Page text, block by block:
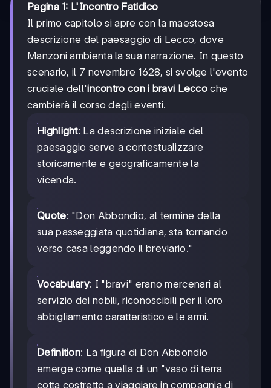
Pagina 1: L'Incontro Fatidico
Il primo capitolo si apre con la maestosa
descrizione del paesaggio di Lecco, dove
Manzoni ambienta la sua narrazione. In questo
scenario, il 7 novembre 1628, si svolge l'evento
cruciale dell'incontro con i bravi Lecco che
cambierà il corso degli eventi.
Highlight: La descrizione iniziale del
paesaggio serve a contestualizzare
storicamente e geograficamente la
vicenda.
Quote: "Don Abbondio, al termine della
sua passeggiata quotidiana, sta tornando
verso casa leggendo il breviario."
Vocabulary: I "bravi" erano mercenari al
servizio dei nobili, riconoscibili per il loro
abbigliamento caratteristico e le armi.
Definition: La figura di Don Abbondio
emerge come quella di un "vaso di terra
cotta costretto a viaggiare in compagnia di